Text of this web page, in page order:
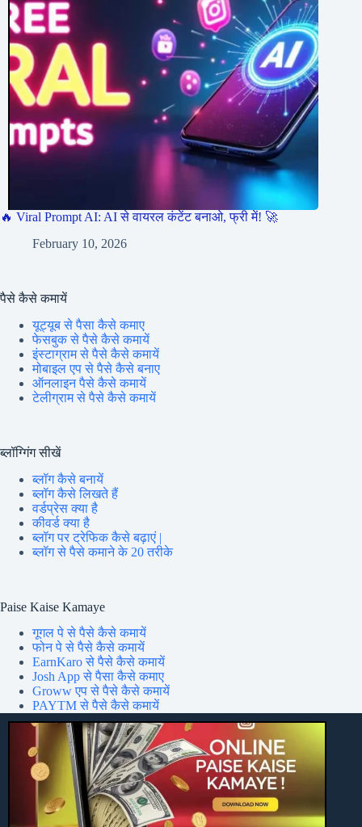
🔥 Viral Prompt AI: AI से वायरल कंटेंट बनाओ, फ्री में! 🚀
February 10, 2026
पैसे कैसे कमायें
यूट्यूब से पैसा कैसे कमाए
फेसबुक से पैसे कैसे कमायें
इंस्टाग्राम से पैसे कैसे कमायें
मोबाइल एप से पैसे कैसे बनाए
ऑनलाइन पैसे कैसे कमायें
टेलीग्राम से पैसे कैसे कमायें
ब्लॉग्गिंग सीखें
ब्लॉग कैसे बनायें
ब्लॉग कैसे लिखते हैं
वर्डप्रेस क्या है
कीवर्ड क्या है
ब्लॉग पर ट्रेफिक कैसे बढ़ाएं |
ब्लॉग से पैसे कमाने के 20 तरीके
Paise Kaise Kamaye
गूगल पे से पैसे कैसे कमायें
फोन पे से पैसे कैसे कमायें
EarnKaro से पैसे कैसे कमायें
Josh App से पैसा कैसे कमाए
Groww एप से पैसे कैसे कमायें
PAYTM से पैसे कैसे कमायें